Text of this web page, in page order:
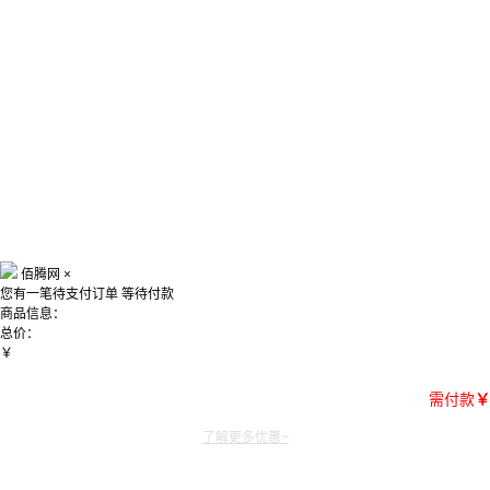
佰腾网 ×
您有一笔待支付订单 等待付款
商品信息：
总价：
￥
需付款￥
了解更多优惠~